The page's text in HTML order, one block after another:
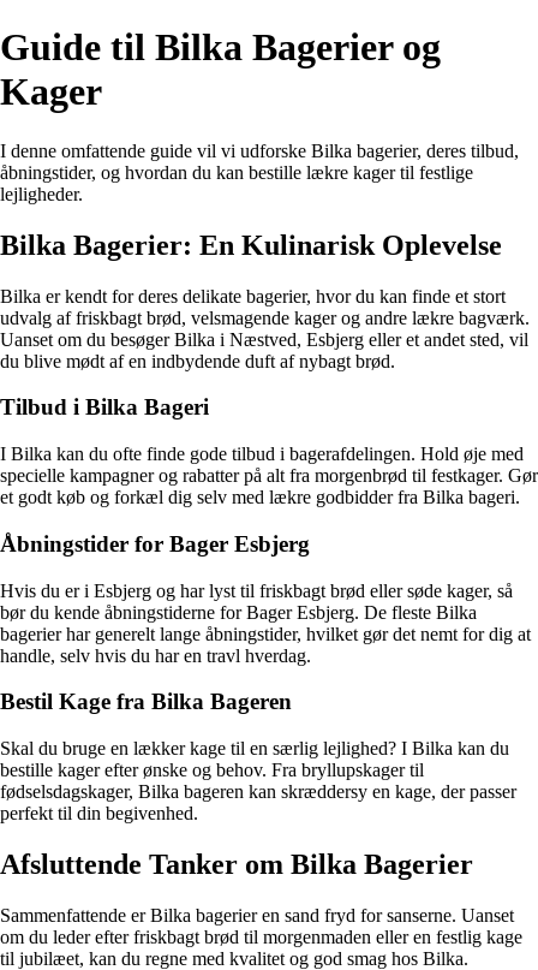
Guide til Bilka Bagerier og
Kager
I denne omfattende guide vil vi udforske Bilka bagerier, deres tilbud,
åbningstider, og hvordan du kan bestille lækre kager til festlige
lejligheder.
Bilka Bagerier: En Kulinarisk Oplevelse
Bilka er kendt for deres delikate bagerier, hvor du kan finde et stort
udvalg af friskbagt brød, velsmagende kager og andre lækre bagværk.
Uanset om du besøger Bilka i Næstved, Esbjerg eller et andet sted, vil
du blive mødt af en indbydende duft af nybagt brød.
Tilbud i Bilka Bageri
I Bilka kan du ofte finde gode tilbud i bagerafdelingen. Hold øje med
specielle kampagner og rabatter på alt fra morgenbrød til festkager. Gør
et godt køb og forkæl dig selv med lækre godbidder fra Bilka bageri.
Åbningstider for Bager Esbjerg
Hvis du er i Esbjerg og har lyst til friskbagt brød eller søde kager, så
bør du kende åbningstiderne for Bager Esbjerg. De fleste Bilka
bagerier har generelt lange åbningstider, hvilket gør det nemt for dig at
handle, selv hvis du har en travl hverdag.
Bestil Kage fra Bilka Bageren
Skal du bruge en lækker kage til en særlig lejlighed? I Bilka kan du
bestille kager efter ønske og behov. Fra bryllupskager til
fødselsdagskager, Bilka bageren kan skræddersy en kage, der passer
perfekt til din begivenhed.
Afsluttende Tanker om Bilka Bagerier
Sammenfattende er Bilka bagerier en sand fryd for sanserne. Uanset
om du leder efter friskbagt brød til morgenmaden eller en festlig kage
til jubilæet, kan du regne med kvalitet og god smag hos Bilka.